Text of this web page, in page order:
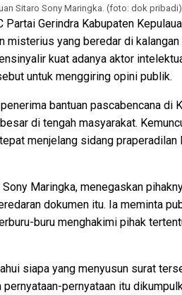
Sitaro Sony Maringka. (foto: dok pribadi)
Partai Gerindra Kabupaten
misterius yang beredar di
kuat adanya aktor
untuk menggiring opini publik.
bantuan pascabencana di
di tengah masyarakat.
menjelang sidang
Maringka, menegaskan
dokumen itu. Ia meminta
buru menghakimi pihak
siapa yang menyusun surat
pernyataan itu